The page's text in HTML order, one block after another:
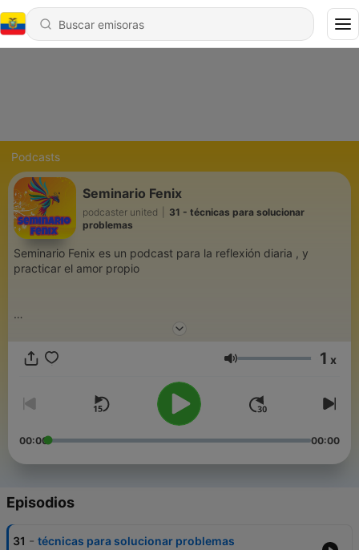
Podcasts
Seminario Fenix
podcaster united
31 - técnicas para solucionar
problemas
Seminario Fenix es un podcast para la reflexión diaria , y
practicar el amor propio
Volumen 1 x
00:00 00:00
Episodios
31 - técnicas para solucionar problemas